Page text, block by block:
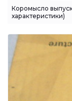
Коромысло
характеристики)